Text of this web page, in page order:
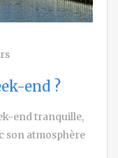
end ?
end tranquille,
son atmosphère